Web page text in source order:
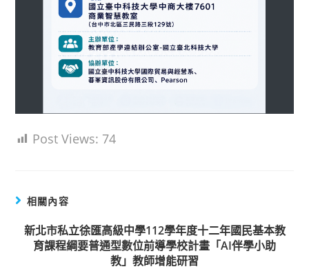
Post Views: 74
相關內容
新北市私立徐匯高級中學112學年度十二年國民基本教
育課程綱要普通型數位前導學校計畫「AI伴學小助
教」教師增能研習